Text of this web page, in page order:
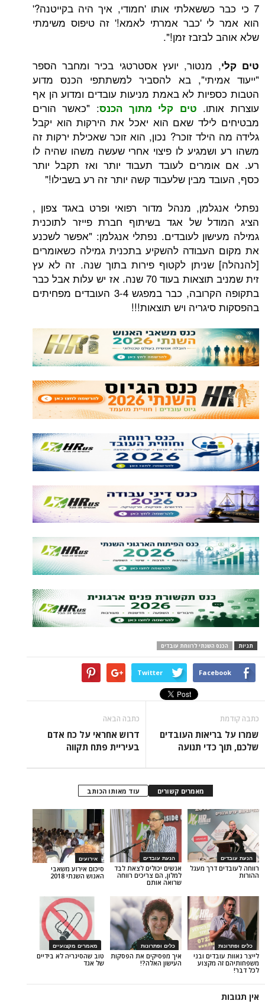
כששאלתי אותו 'חמודי, איך היה בקייטנה?'
'כבר אמרתי לאמא!' זה טיפוס משימתי
זמן!".
יועץ אסטרטגי בכיר ומחבר הספר
בא להסביר למשתתפי הכנס מדוע
לא באמת מניעות עובדים ומדוע הן אף
טים קלי מתוך הכנס: "כאשר הורים
שאם הוא יאכל את הירקות הוא יקבל
זוכר? נכון, הוא זוכר שאכילת ירקות זה
לו פיצוי אחרי שעשה משהו שהיה לו
לעובד תעבוד יותר ואז תקבל יותר
מבין שלעבוד קשה יותר זה רע בשבילו!"
מנהל מדור רפואי ופרט באגד צפון ,
של אגד בשיתוף חברת פייזר לתוכנית
לעובדים. נפתלי אנגלמן: "אפשר לשכנע
להשקיע בתכנית גמילה כשאומרים
לקטוף פירות בתוך שנה. זה לא עץ
זית שמניב תוצאות בעוד 70 שנה. אז יש עלות אבל כבר
בתקופה הקרובה, כבר במפגש 3-4 העובדים מפחיתים
ויש תוצאות!!!
השנתי לרווחת עובדים
Twitter
העובדים
תנועה
דרוש אחראי על כח אדם
בעיריית פתח תקווה
עוד מאותו הכותב
אירועים
סיכום אירוע משאבי
האנוש השנתי 2018
הנעת עובדים
אנשים יכולים לצאת לבד
למלון, הם צריכים רווחה
דרך מעגל
מאמרים מקצועיים
טוב שהסיגריה לא בידיים
של אגד
כלים ופתרונות
איך מפסיקים את הפסקות
העישון האלה?!
ובני
מקצוע